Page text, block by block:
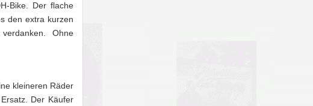
Bike. Der flache
den extra kurzen
Ohne
kleineren Räder
Der Käufer